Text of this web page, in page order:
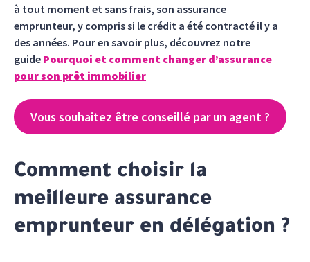
à tout moment et sans frais, son assurance
emprunteur, y compris si le crédit a été contracté il y a
des années. Pour en savoir plus, découvrez notre
guide Pourquoi et comment changer d’assurance
pour son prêt immobilier
Vous souhaitez être conseillé par un agent ?
Comment choisir la
meilleure assurance
emprunteur en délégation ?